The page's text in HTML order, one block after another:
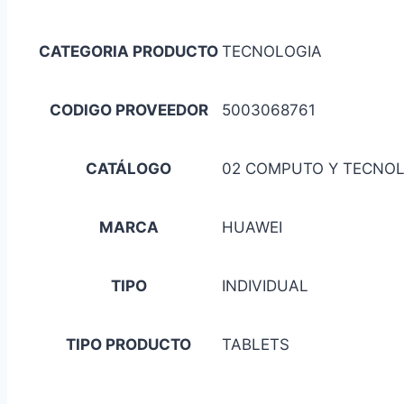
CATEGORIA PRODUCTO TECNOLOGIA
CODIGO PROVEEDOR 5003068761
CATÁLOGO 02 COMPUTO Y
MARCA HUAWEI
TIPO INDIVIDUAL
TIPO PRODUCTO TABLETS